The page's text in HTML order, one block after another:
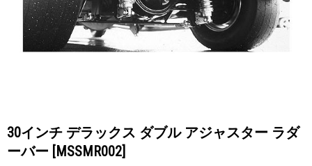
30インチ デラックス ダブル アジャスター ラダ
ーバー [MSSMR002]